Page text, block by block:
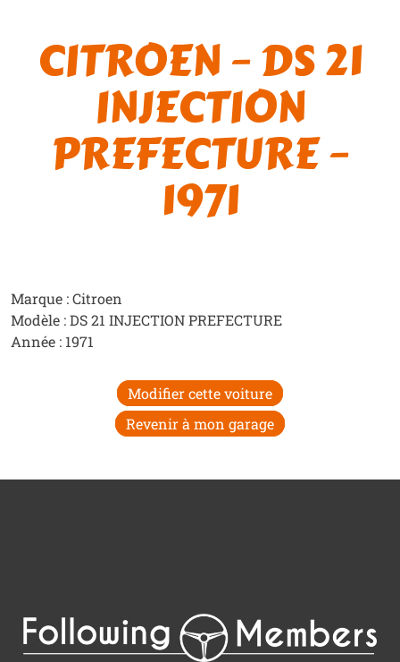
CITROEN – DS 21
INJECTION
PREFECTURE –
1971
Marque : Citroen
Modèle : DS 21 INJECTION PREFECTURE
Année : 1971
Modifier cette voiture
Revenir à mon garage